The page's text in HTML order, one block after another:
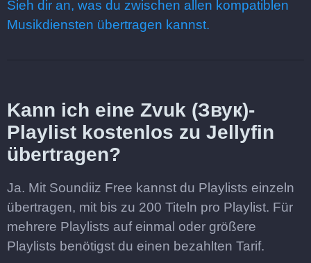
Sieh dir an, was du zwischen allen kompatiblen
Musikdiensten übertragen kannst.
Kann ich eine Zvuk (Звук)-
Playlist kostenlos zu Jellyfin
übertragen?
Ja. Mit Soundiiz Free kannst du Playlists einzeln
übertragen, mit bis zu 200 Titeln pro Playlist. Für
mehrere Playlists auf einmal oder größere
Playlists benötigst du einen bezahlten Tarif.